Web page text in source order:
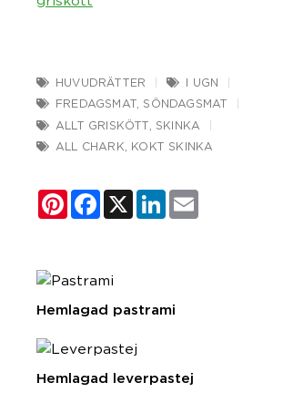
HUVUDRÄTTER
I UGN
FREDAGSMAT
SÖNDAGSMAT
ALLT GRISKÖTT
SKINKA
ALL CHARK
KOKT SKINKA
PinterestFacebook
X LinkedIn
Hemlagad pastrami
Hemlagad leverpastej